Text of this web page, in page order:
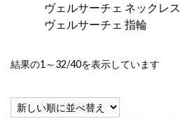
ヴェルサーチェ ネックレス
ヴェルサーチェ 指輪
結果の1～32/40を表示しています